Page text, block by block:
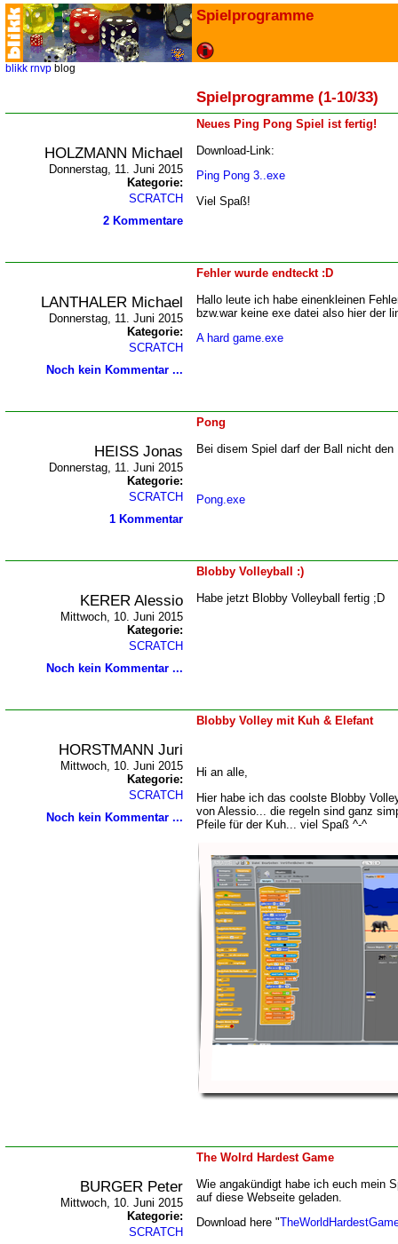
Spielprogramme
blikk rnvp blog
Spielprogramme (1-10/33)
Neues Ping Pong Spiel ist fertig!
HOLZMANN Michael
Donnerstag, 11. Juni 2015
Kategorie:
SCRATCH
2 Kommentare
Download-Link:
Ping Pong 3..exe
Viel Spaß!
Fehler wurde endteckt :D
LANTHALER Michael
Donnerstag, 11. Juni 2015
Kategorie:
SCRATCH
Noch kein Kommentar ...
Hallo leute ich habe einenkleinen
bzw.war keine exe datei also hier der
A hard game.exe
Pong
HEISS Jonas
Donnerstag, 11. Juni 2015
Kategorie:
SCRATCH
1 Kommentar
Bei disem Spiel darf der Ball nicht den
Pong.exe
Blobby Volleyball :)
KERER Alessio
Mittwoch, 10. Juni 2015
Kategorie:
SCRATCH
Noch kein Kommentar ...
Habe jetzt Blobby Volleyball fertig ;D
Blobby Volley mit Kuh & Elefant
HORSTMANN Juri
Mittwoch, 10. Juni 2015
Kategorie:
SCRATCH
Noch kein Kommentar ...
Hi an alle,
Hier habe ich das coolste Blobby
von Alessio... die regeln sind ganz
Pfeile für der Kuh... viel Spaß ^-^
The Wolrd Hardest Game
BURGER Peter
Mittwoch, 10. Juni 2015
Kategorie:
SCRATCH
Wie angakündigt habe ich euch mein
auf diese Webseite geladen.
Download here "